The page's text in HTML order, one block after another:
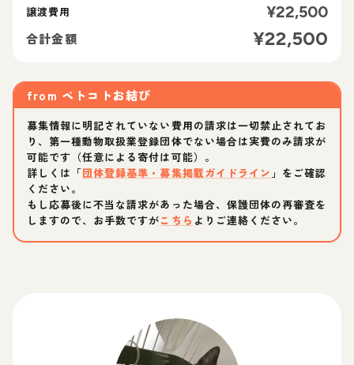
譲渡費用 ¥22,500
合計金額 ¥22,500
from ペトコトお結び
募集情報に明記されていない費用の請求は一切禁止されてお
り、第一種動物取扱業登録団体でない場合は実費のみ請求が
可能です（任意による寄付は可能）。
詳しくは「団体登録基準・募集掲載ガイドライン 」をご確認
ください。
もし応募後に不当な請求があった場合、保護団体の再審査を
しますので、お手数ですがこちら よりご連絡ください。